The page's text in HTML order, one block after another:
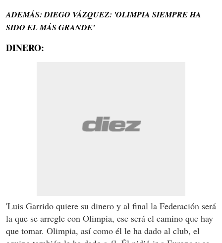
ADEMÁS: DIEGO VÁZQUEZ: 'OLIMPIA SIEMPRE HA
SIDO EL MÁS GRANDE'
DINERO:
'Luis Garrido quiere su dinero y al final la Federación será
la que se arregle con Olimpia, ese será el camino que hay
que tomar. Olimpia, así como él le ha dado al club, el